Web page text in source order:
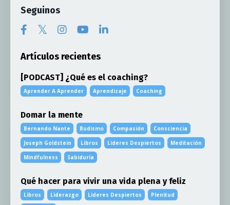
Seguinos
Artículos recientes
[PODCAST] ¿Qué es el coaching?
Aprender A Aprender Aprendizaje Coaching
Domar la mente
Bernando Nante Budismo Compasión
Consciencia
Joseph Goldstein
Libros Lideres Despiertos
Meditación
Mindfulness
Sabiduría
Qué hacer para vivir una vida plena y feliz
Libros Liderazgo Lideres Despiertos
Plenitud